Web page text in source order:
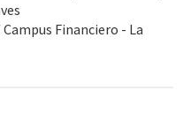
Campus Financiero - La